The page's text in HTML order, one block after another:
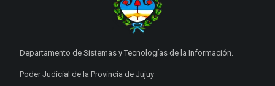
Departamento de Sistemas y Tecnologías de la Información.
Poder Judicial de la Provincia de Jujuy